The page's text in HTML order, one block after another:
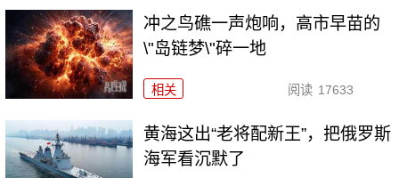
冲之鸟礁一声炮响，高市早苗的
\"岛链梦\"碎一地
相关 阅读 17633
黄海这出“老将配新王”，把俄罗斯
海军看沉默了